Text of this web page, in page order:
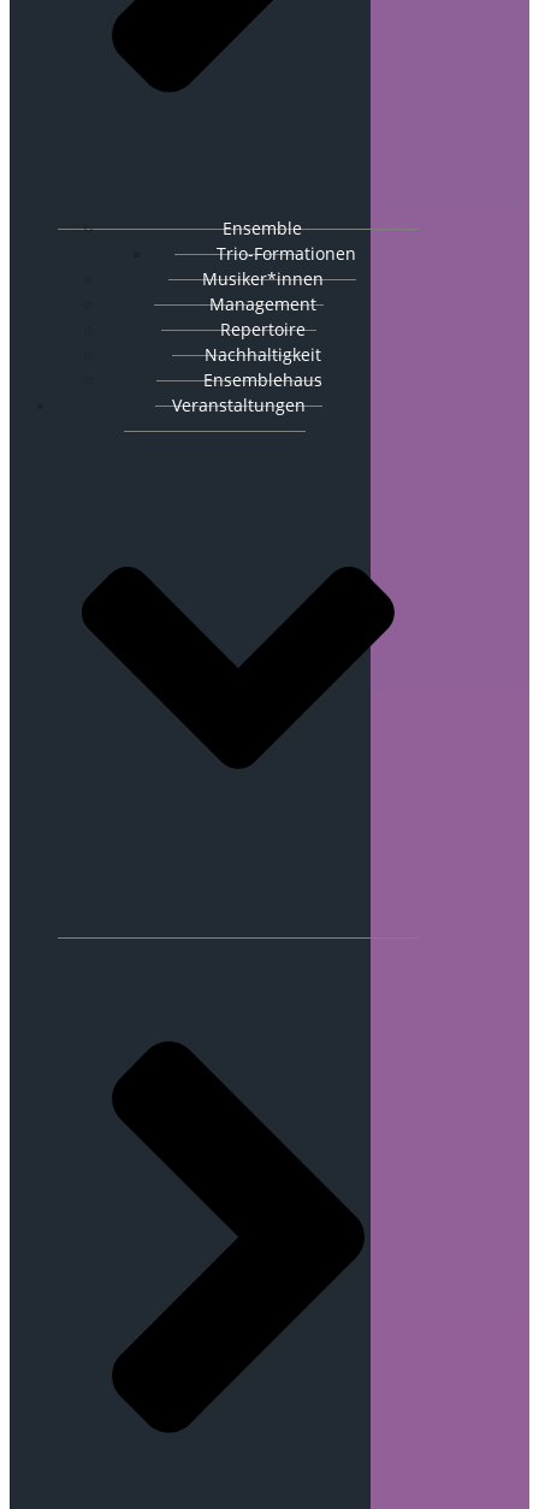
Ensemble
Trio-Formationen
Musiker*innen
Management
Repertoire
Nachhaltigkeit
Ensemblehaus
Veranstaltungen